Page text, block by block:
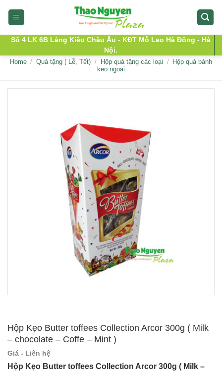
Số 4 LK 6B Làng Kiều Châu Âu - KĐT Mỗ Lao Hà Đông - Hà
Nội.
Home / Quà tặng ( Lễ, Tết) / Hộp quà tặng các loại /
Hộp quà bánh
kẹo ngoại
Hộp Kẹo Butter toffees Collection Arcor 300g ( Milk
– chocolate – Coffe – Mint )
Giá - Liên hệ
Hộp Kẹo Butter toffees Collection Arcor 300g ( Milk –